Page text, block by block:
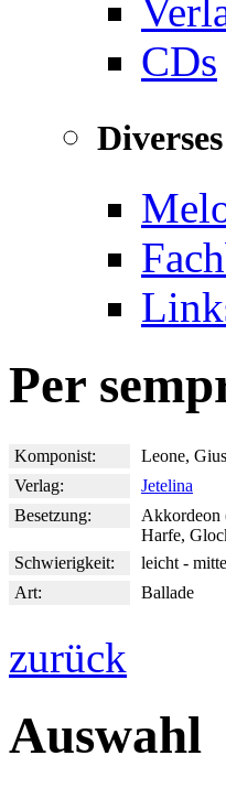
CDs
Diverses
Per
Komponist:
Leone,
Verlag:
Jetelina
Besetzung:
Akkordeon
Harfe,
Schwierigkeit:
leicht -
Art:
Ballade
zurück
Auswahl